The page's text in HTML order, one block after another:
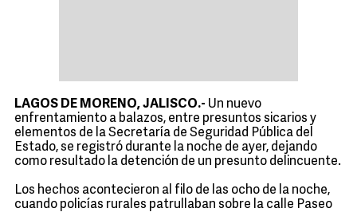
LAGOS DE MORENO, JALISCO.- Un nuevo
enfrentamiento a balazos, entre presuntos sicarios y
elementos de la Secretaría de Seguridad Pública del
Estado, se registró durante la noche de ayer, dejando
como resultado la detención de un presunto delincuente.
Los hechos acontecieron al filo de las ocho de la noche,
cuando policías rurales patrullaban sobre la calle Paseo